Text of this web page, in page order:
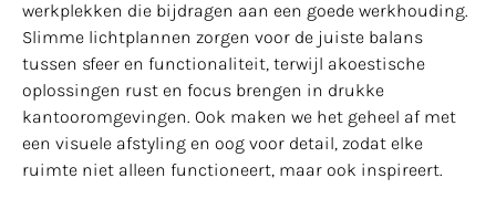
werkplekken die bijdragen aan een goede werkhouding.
Slimme lichtplannen zorgen voor de juiste balans
tussen sfeer en functionaliteit, terwijl akoestische
oplossingen rust en focus brengen in drukke
kantooromgevingen. Ook maken we het geheel af met
een visuele afstyling en oog voor detail, zodat elke
ruimte niet alleen functioneert, maar ook inspireert.